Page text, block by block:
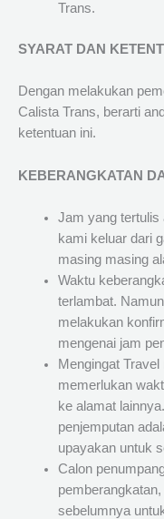
Trans.
SYARAT DAN
Dengan melakukan
Calista Trans, berarti
ketentuan ini.
KEBERANGKATAN
Jam yang tertulis
kami keluar dari
masing masing
Waktu
terlambat.
melakukan
mengenai jam
Mengingat
memerlukan
ke alamat
penjemputan
upayakan untuk
Calon
sebelumnya